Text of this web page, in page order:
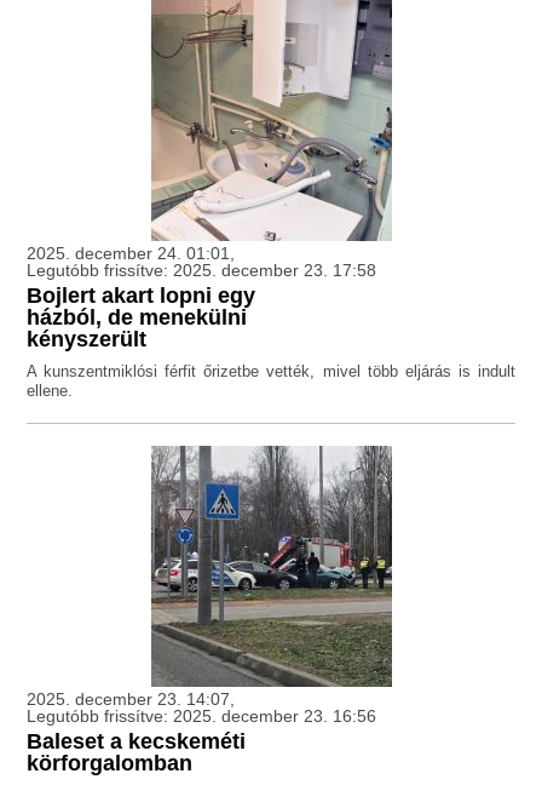
2025. december 24. 01:01,
Legutóbb frissítve: 2025. december 23. 17:58
Bojlert akart lopni egy
házból, de menekülni
kényszerült
A kunszentmiklósi férfit őrizetbe vették, mivel több eljárás is indult
ellene.
2025. december 23. 14:07,
Legutóbb frissítve: 2025. december 23. 16:56
Baleset a kecskeméti
körforgalomban